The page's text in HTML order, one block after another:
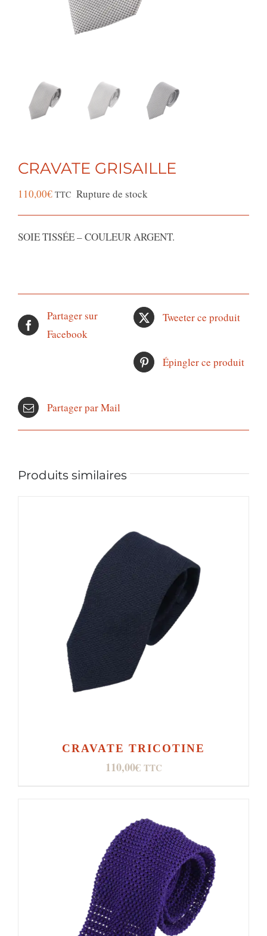
CRAVATE GRISAILLE
110,00€ TTC Rupture de stock
SOIE TISSÉE – COULEUR ARGENT.
Partager sur
Facebook
Tweeter ce produit
Épingler ce produit
Partager par Mail
Produits similaires
CRAVATE TRICOTINE
110,00€ TTC